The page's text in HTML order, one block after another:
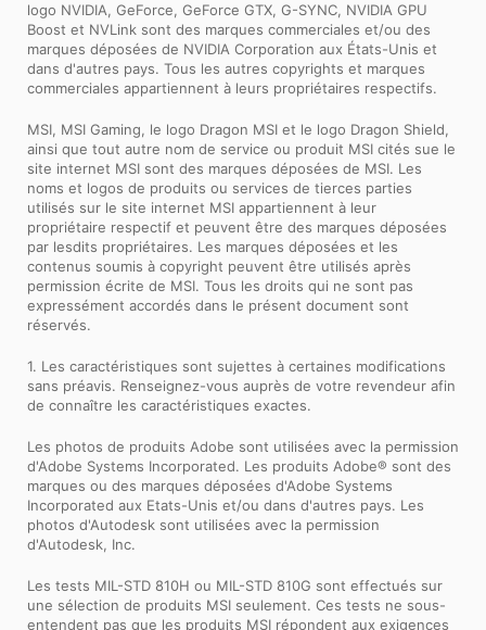
logo NVIDIA, GeForce, GeForce GTX, G-SYNC, NVIDIA GPU
Boost et NVLink sont des marques commerciales et/ou des
marques déposées de NVIDIA Corporation aux États-Unis et
dans d'autres pays. Tous les autres copyrights et marques
commerciales appartiennent à leurs propriétaires respectifs.
MSI, MSI Gaming, le logo Dragon MSI et le logo Dragon Shield,
ainsi que tout autre nom de service ou produit MSI cités sue le
site internet MSI sont des marques déposées de MSI. Les
noms et logos de produits ou services de tierces parties
utilisés sur le site internet MSI appartiennent à leur
propriétaire respectif et peuvent être des marques déposées
par lesdits propriétaires. Les marques déposées et les
contenus soumis à copyright peuvent être utilisés après
permission écrite de MSI. Tous les droits qui ne sont pas
expressément accordés dans le présent document sont
réservés.
1. Les caractéristiques sont sujettes à certaines modifications
sans préavis. Renseignez-vous auprès de votre revendeur afin
de connaître les caractéristiques exactes.
Les photos de produits Adobe sont utilisées avec la permission
d'Adobe Systems Incorporated. Les produits Adobe® sont des
marques ou des marques déposées d'Adobe Systems
Incorporated aux Etats-Unis et/ou dans d'autres pays. Les
photos d'Autodesk sont utilisées avec la permission
d'Autodesk, Inc.
Les tests MIL-STD 810H ou MIL-STD 810G sont effectués sur
une sélection de produits MSI seulement. Ces tests ne sous-
entendent pas que les produits MSI répondent aux exigences